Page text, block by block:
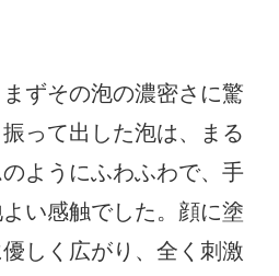
まずその泡の濃密さに驚
って出した泡は、まる
ようにふわふわで、手
い感触でした。顔に塗
しく広がり、全く刺激